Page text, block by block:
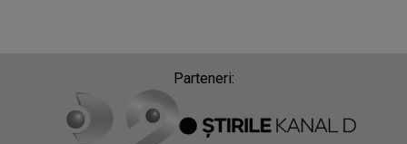
Parteneri: